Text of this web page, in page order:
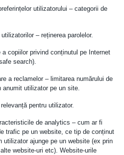
utilizatorului – categorii de
– reținerea parolelor.
copiilor privind conținutul pe Internet
search).
a reclamelor – limitarea numărului de
utilizator pe un site.
pentru utilizator.
de analytics – cum ar fi
trafic pe un website, ce tip de conținut
ajunge pe un website (ex prin
website-uri etc). Website-urile